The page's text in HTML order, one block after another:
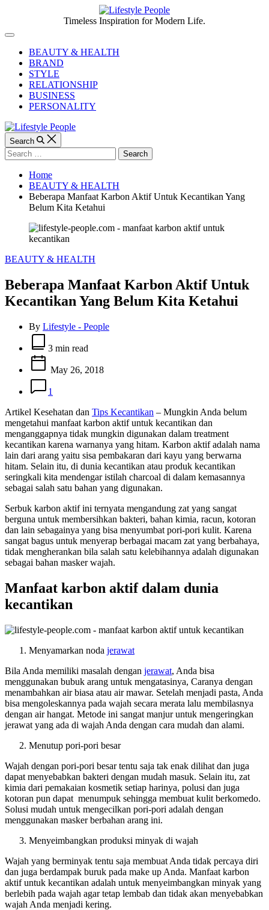
content
People
Timeless Inspiration for Modern Life.
Off
CanvasBEAUTY & HEALTH
BRAND
STYLE
RELATIONSHIP
BUSINESS
PERSONALITY
Search
Search
for:
Home
BEAUTY & HEALTH
Beberapa Manfaat Karbon Aktif Untuk Kecantikan Yang
Belum Kita Ketahui
Categories
BEAUTY & HEALTH
Beberapa Manfaat Karbon Aktif Untuk
Kecantikan Yang Belum Kita Ketahui
By Lifestyle - People
Estimated
read
time
3 min read
May 26, 2018
1
Artikel Kesehatan dan Tips Kecantikan – Mungkin Anda belum
mengetahui manfaat karbon aktif untuk kecantikan dan
menganggapnya tidak mungkin digunakan dalam treatment
kecantikan karena warnanya yang hitam. Karbon aktif adalah nama
lain dari arang yaitu sisa pembakaran dari kayu yang berwarna
hitam. Selain itu, di dunia kecantikan atau produk kecantikan
seringkali kita mendengar istilah charcoal di dalam kemasannya
sebagai salah satu bahan yang digunakan.
Serbuk karbon aktif ini ternyata mengandung zat yang sangat
berguna untuk membersihkan bakteri, bahan kimia, racun, kotoran
dan lain sebagainya yang bisa menyumbat pori-pori kulit. Karena
sangat bagus untuk menyerap berbagai macam zat yang berbahaya,
tidak mengherankan bila salah satu kelebihannya adalah digunakan
sebagai bahan masker wajah.
Manfaat karbon aktif dalam dunia
kecantikan
Menyamarkan noda jerawat
Bila Anda memiliki masalah dengan jerawat, Anda bisa
menggunakan bubuk arang untuk mengatasinya, Caranya dengan
menambahkan air biasa atau air mawar. Setelah menjadi pasta, Anda
bisa mengoleskannya pada wajah secara merata lalu membilasnya
dengan air hangat. Metode ini sangat manjur untuk mengeringkan
jerawat yang ada di wajah Anda dengan cara mudah dan alami.
Menutup pori-pori besar
Wajah dengan pori-pori besar tentu saja tak enak dilihat dan juga
dapat menyebabkan bakteri dengan mudah masuk. Selain itu, zat
kimia dari pemakaian kosmetik setiap harinya, polusi dan juga
kotoran pun dapat menumpuk sehingga membuat kulit berkomedo.
Solusi mudah untuk mengecilkan pori-pori adalah dengan
menggunakan masker berbahan arang ini.
Menyeimbangkan produksi minyak di wajah
Wajah yang berminyak tentu saja membuat Anda tidak percaya diri
dan juga berdampak buruk pada make up Anda. Manfaat karbon
aktif untuk kecantikan adalah untuk menyeimbangkan minyak yang
berlebih pada wajah agar tetap lembab dan tidak akan menyebabkan
wajah Anda menjadi kering.